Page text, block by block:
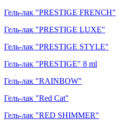
Гель-лак "PRESTIGE FRENCH"
Гель-лак "PRESTIGE LUXE"
Гель-лак "PRESTIGE STYLE"
Гель-лак "PRESTIGE" 8 ml
Гель-лак "RAINBOW"
Гель-лак "Red Cat"
Гель-лак "RED SHIMMER"